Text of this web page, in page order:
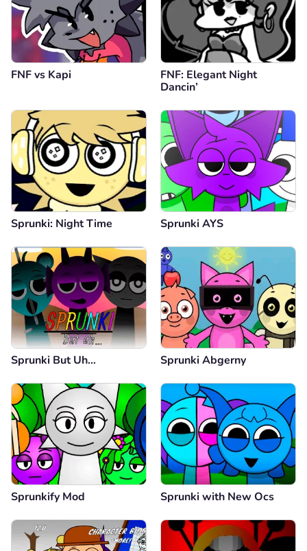
FNF vs Kapi
FNF: Elegant Night
Dancin’
Sprunki: Night Time Sprunki AYS
Sprunki But Uh… Sprunki Abgerny
Sprunkify Mod Sprunki with New Ocs